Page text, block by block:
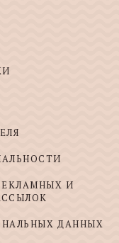
И
ДАННЫХ